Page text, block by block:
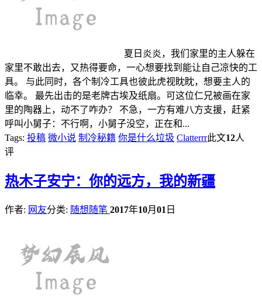
夏日炎炎，我们家里的主人躲在
家里不敢出去，又热得要命，一心想要找到能让自己凉快的工
具。 与此同时，各个制冷工具也彼此虎视眈眈，想要主人的
临幸。 最先出击的是老牌古埃及纸扇。可这位仁兄被画在家
里的陶器上，动不了咋办？ 不急，一方有难八方支援，赶紧
呼叫小舅子：不行啊，小舅子没空，正在和...
Tags: 投稿 微小说 制冷秘籍 你是什么垃圾 Clatterrr此文12人
评
热木子安宁：你的远方，我的新疆
作者: 网友分类: 随想随笔 2017年10月 01 日